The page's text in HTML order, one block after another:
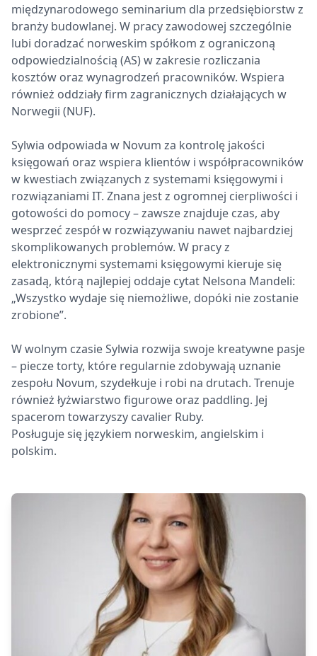
międzynarodowego seminarium dla przedsiębiorstw z
branży budowlanej. W pracy zawodowej szczególnie
lubi doradzać norweskim spółkom z ograniczoną
odpowiedzialnością (AS) w zakresie rozliczania
kosztów oraz wynagrodzeń pracowników. Wspiera
również oddziały firm zagranicznych działających w
Norwegii (NUF).
Sylwia odpowiada w Novum za kontrolę jakości
księgowań oraz wspiera klientów i współpracowników
w kwestiach związanych z systemami księgowymi i
rozwiązaniami IT. Znana jest z ogromnej cierpliwości i
gotowości do pomocy – zawsze znajduje czas, aby
wesprzeć zespół w rozwiązywaniu nawet najbardziej
skomplikowanych problemów. W pracy z
elektronicznymi systemami księgowymi kieruje się
zasadą, którą najlepiej oddaje cytat Nelsona Mandeli:
„Wszystko wydaje się niemożliwe, dopóki nie zostanie
zrobione”.
W wolnym czasie Sylwia rozwija swoje kreatywne pasje
– piecze torty, które regularnie zdobywają uznanie
zespołu Novum, szydełkuje i robi na drutach. Trenuje
również łyżwiarstwo figurowe oraz paddling. Jej
spacerom towarzyszy cavalier Ruby.
Posługuje się językiem norweskim, angielskim i
polskim.